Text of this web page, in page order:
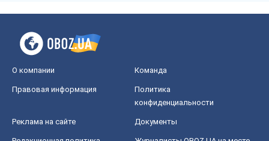
О компании Команда
Правовая информация
Политика
конфиденциальности
Реклама на сайте Документы